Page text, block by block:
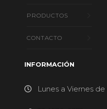
PRODUCTOS
CONTACTO
INFORMACIÓN
Lunes a Viernes de